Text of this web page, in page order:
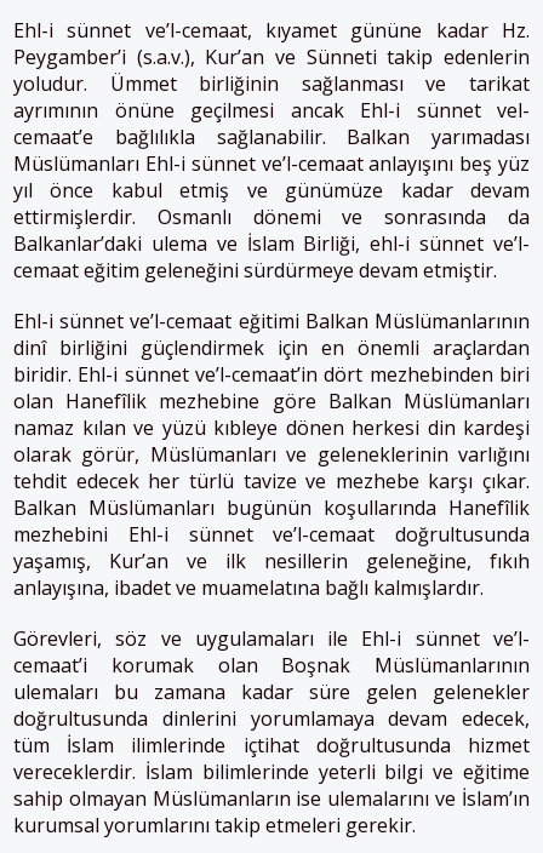
Ehl-i sünnet ve’l-cemaat, kıyamet gününe kadar Hz.
Peygamber’i (s.a.v.), Kur’an ve Sünneti takip edenlerin
yoludur. Ümmet birliğinin sağlanması ve tarikat
ayrımının önüne geçilmesi ancak Ehl-i sünnet vel-
cemaat’e bağlılıkla sağlanabilir. Balkan yarımadası
Müslümanları Ehl-i sünnet ve’l-cemaat anlayışını beş yüz
yıl önce kabul etmiş ve günümüze kadar devam
ettirmişlerdir. Osmanlı dönemi ve sonrasında da
Balkanlar’daki ulema ve İslam Birliği, ehl-i sünnet ve’l-
cemaat eğitim geleneğini sürdürmeye devam etmiştir.
Ehl-i sünnet ve’l-cemaat eğitimi Balkan Müslümanlarının
dinî birliğini güçlendirmek için en önemli araçlardan
biridir. Ehl-i sünnet ve’l-cemaat’in dört mezhebinden biri
olan Hanefîlik mezhebine göre Balkan Müslümanları
namaz kılan ve yüzü kıbleye dönen herkesi din kardeşi
olarak görür, Müslümanları ve geleneklerinin varlığını
tehdit edecek her türlü tavize ve mezhebe karşı çıkar.
Balkan Müslümanları bugünün koşullarında Hanefîlik
mezhebini Ehl-i sünnet ve’l-cemaat doğrultusunda
yaşamış, Kur’an ve ilk nesillerin geleneğine, fıkıh
anlayışına, ibadet ve muamelatına bağlı kalmışlardır.
Görevleri, söz ve uygulamaları ile Ehl-i sünnet ve’l-
cemaat’i korumak olan Boşnak Müslümanlarının
ulemaları bu zamana kadar süre gelen gelenekler
doğrultusunda dinlerini yorumlamaya devam edecek,
tüm İslam ilimlerinde içtihat doğrultusunda hizmet
vereceklerdir. İslam bilimlerinde yeterli bilgi ve eğitime
sahip olmayan Müslümanların ise ulemalarını ve İslam’ın
kurumsal yorumlarını takip etmeleri gerekir.